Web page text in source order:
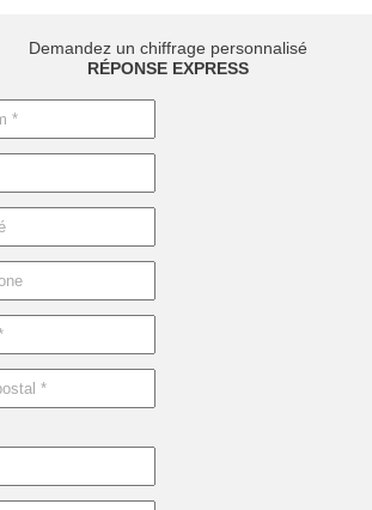
choix du marquage optimal. Notre équipe dédiée
avec des délais de livraison adaptés : 4 jours
des nécessités plus urgentes, une production
personnalisé aujourd'hui
produit :
Demandez un chiffrage personnalisé
RÉPONSE EXPRESS